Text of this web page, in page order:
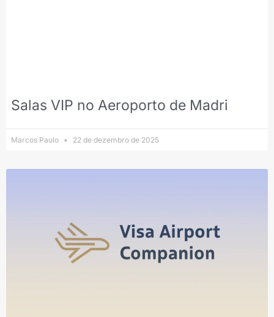
Salas VIP no Aeroporto de Madri
Marcos Paulo 22 de dezembro de 2025